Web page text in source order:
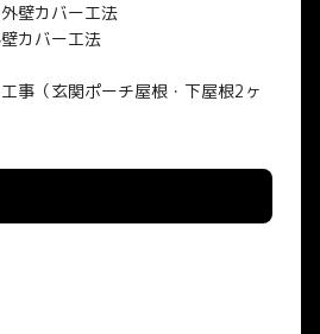
壁カバー工法
カバー工法
事（玄関ポーチ屋根・下屋根2ヶ